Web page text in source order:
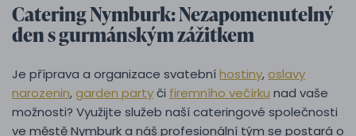
Catering Nymburk: Nezapomenutelný
den s gurmánským zážitkem
Je příprava a organizace svatebníhostiny,oslavy
narozenin,garden partyči firemního večírku nad vaše
možnosti? Využijte služeb naší cateringové společnosti
ve městě Nymburk a náš profesionální tým se postará o